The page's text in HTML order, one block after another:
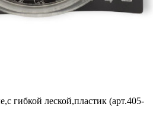
гибкой леской,пластик (арт.405-